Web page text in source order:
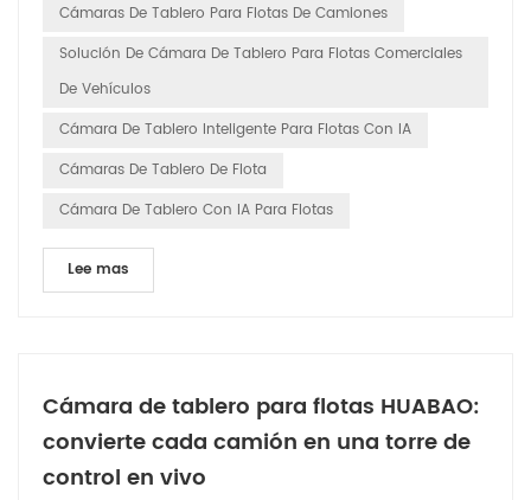
Cámaras De Tablero Para Flotas De Camiones
Solución De Cámara De Tablero Para Flotas Comerciales
De Vehículos
Cámara De Tablero Inteligente Para Flotas Con IA
Cámaras De Tablero De Flota
Cámara De Tablero Con IA Para Flotas
Lee mas
Cámara de tablero para flotas HUABAO:
convierte cada camión en una torre de
control en vivo